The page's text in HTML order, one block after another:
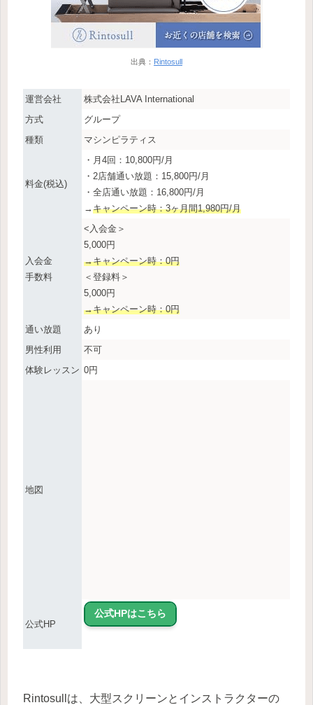
出典： Rintosull
運営会社
株式会社LAVA International
方式
グループ
種類
マシンピラティス
料金(税込)
・月4回：10,800円/月
・2店舗通い放題：15,800円/月
・全店通い放題：16,800円/月
→キャンペーン時：3ヶ月間1,980円/月
入会金
手数料
<入会金＞
5,000円
→キャンペーン時：0円
＜登録料＞
5,000円
→キャンペーン時：0円
通い放題
あり
男性利用
不可
体験レッスン 0円
地図
公式HP
公式HPはこちら
Rintosullは、大型スクリーンとインストラクターの